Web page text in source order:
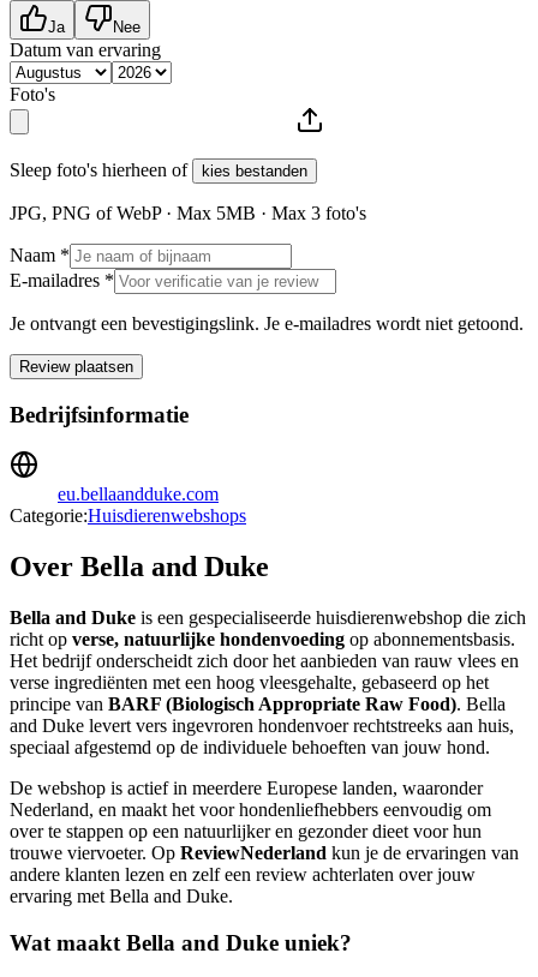
Ja Nee
Datum van ervaring
Foto's
Sleep foto's hierheen of kies bestanden
JPG, PNG of WebP · Max 5MB · Max 3 foto's
Naam *
E-mailadres *
Je ontvangt een bevestigingslink. Je e-mailadres wordt niet getoond.
Review plaatsen
Bedrijfsinformatie
eu.bellaandduke.com
Categorie:Huisdierenwebshops
Over Bella and Duke
Bella and Duke is een gespecialiseerde huisdierenwebshop die zich
richt op verse, natuurlijke hondenvoeding op abonnementsbasis.
Het bedrijf onderscheidt zich door het aanbieden van rauw vlees en
verse ingrediënten met een hoog vleesgehalte, gebaseerd op het
principe van BARF (Biologisch Appropriate Raw Food). Bella
and Duke levert vers ingevroren hondenvoer rechtstreeks aan huis,
speciaal afgestemd op de individuele behoeften van jouw hond.
De webshop is actief in meerdere Europese landen, waaronder
Nederland, en maakt het voor hondenliefhebbers eenvoudig om
over te stappen op een natuurlijker en gezonder dieet voor hun
trouwe viervoeter. Op ReviewNederland kun je de ervaringen van
andere klanten lezen en zelf een review achterlaten over jouw
ervaring met Bella and Duke.
Wat maakt Bella and Duke uniek?